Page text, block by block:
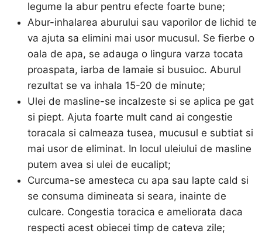
legume la abur pentru efecte foarte bune;
Abur-inhalarea aburului sau vaporilor de lichid te
va ajuta sa elimini mai usor mucusul. Se fierbe o
oala de apa, se adauga o lingura varza tocata
proaspata, iarba de lamaie si busuioc. Aburul
rezultat se va inhala 15-20 de minute;
Ulei de masline-se incalzeste si se aplica pe gat
si piept. Ajuta foarte mult cand ai congestie
toracala si calmeaza tusea, mucusul e subtiat si
mai usor de eliminat. In locul uleiului de masline
putem avea si ulei de eucalipt;
Curcuma-se amesteca cu apa sau lapte cald si
se consuma dimineata si seara, inainte de
culcare. Congestia toracica e ameliorata daca
respecti acest obiecei timp de cateva zile;